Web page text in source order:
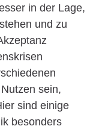
in der Lage,
und zu
sein,
sind einige
besonders